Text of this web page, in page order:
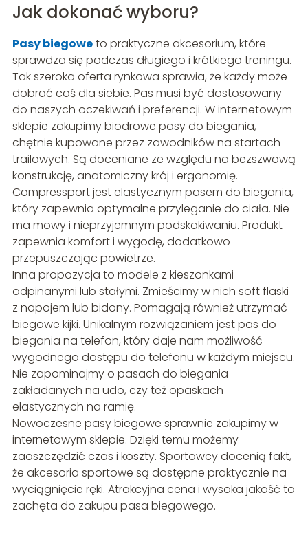
Jak dokonać wyboru?
Pasy biegoweto praktyczne akcesorium, które
sprawdza się podczas długiego i krótkiego treningu.
Tak szeroka oferta rynkowa sprawia, że każdy może
dobrać coś dla siebie. Pas musi być dostosowany
do naszych oczekiwań i preferencji. W internetowym
sklepie zakupimy biodrowe pasy do biegania,
chętnie kupowane przez zawodników na startach
trailowych. Są doceniane ze względu na bezszwową
konstrukcję, anatomiczny krój i ergonomię.
Compressport jest elastycznym pasem do biegania,
który zapewnia optymalne przyleganie do ciała. Nie
ma mowy i nieprzyjemnym podskakiwaniu. Produkt
zapewnia komfort i wygodę, dodatkowo
przepuszczając powietrze.
Inna propozycja to modele z kieszonkami
odpinanymi lub stałymi. Zmieścimy w nich soft flaski
z napojem lub bidony. Pomagają również utrzymać
biegowe kijki. Unikalnym rozwiązaniem jest pas do
biegania na telefon, który daje nam możliwość
wygodnego dostępu do telefonu w każdym miejscu.
Nie zapominajmy o pasach do biegania
zakładanych na udo, czy też opaskach
elastycznych na ramię.
Nowoczesne pasy biegowe sprawnie zakupimy w
internetowym sklepie. Dzięki temu możemy
zaoszczędzić czas i koszty. Sportowcy docenią fakt,
że akcesoria sportowe są dostępne praktycznie na
wyciągnięcie ręki. Atrakcyjna cena i wysoka jakość to
zachęta do zakupu pasa biegowego.